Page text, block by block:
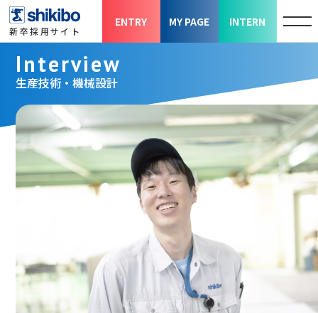
新卒採用サイト
ENTRY MY PAGE INTERN
Interview
生産技術・機械設計